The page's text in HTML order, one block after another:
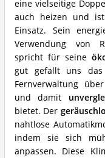
eine vielseitige
auch heizen und
Einsatz. Sein
Verwendung von
spricht für seine
gut gefällt uns das
Fernverwaltung
und damit
bietet. Der
nahtlose
indem sie sich
anpassen. Diese
für
diese
Mono
Split
Klimaanlage?